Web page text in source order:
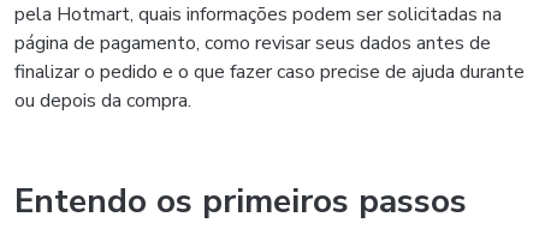
pela Hotmart, quais informações podem ser solicitadas na
página de pagamento, como revisar seus dados antes de
finalizar o pedido e o que fazer caso precise de ajuda durante
ou depois da compra.
Entendo os primeiros passos